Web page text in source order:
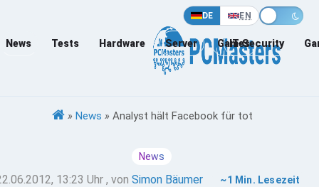
DE EN
News Tests Hardware Server Games
IT-Security
» News » Analyst hält Facebook für tot
News
13:23 Uhr , vonSimon Bäumer ~1 Min. Lesezeit